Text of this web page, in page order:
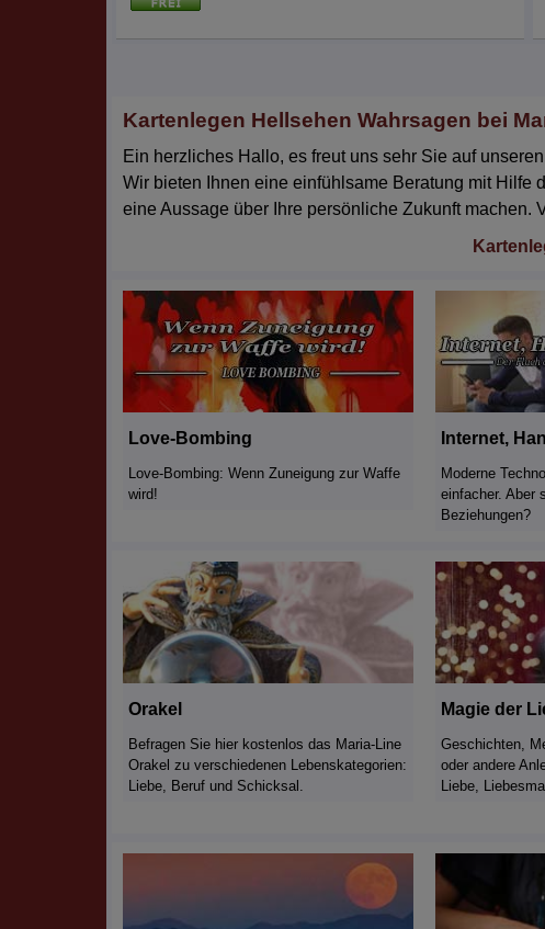
Kartenlegen Hellsehen Wahrsagen bei
Ein herzliches Hallo, es freut uns sehr Sie auf
Wir bieten Ihnen eine einfühlsame Beratung mit Hilfe
eine Aussage über Ihre persönliche Zukunft machen.
Love-Bombing
Love-Bombing: Wenn Zuneigung zur Waffe
wird!
Internet,
Moderne
einfacher. Aber
Beziehungen?
Orakel
Befragen Sie hier kostenlos das Maria-Line
Orakel zu verschiedenen Lebenskategorien:
Liebe, Beruf und Schicksal.
Magie der
Geschichten,
oder andere
Liebe,